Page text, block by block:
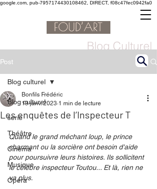
google.com, pub-7957174430108462, DIRECT, f08c47fec0942fa0
Blog Culturel
Post
Blog culturel
serie
Théâtre
Cinéma
Musique
Opéra
Blog culturel
Les enquêtes de l’Inspecteur T
Bonfils Frédéric
19 janv. 2023 1 min de lecture
Quand le grand méchant loup, le prince
charmant ou la sorcière ont besoin d'aide
pour poursuivre leurs histoires. Ils sollicitent
le célèbre inspecteur Toutou... Et là, rien ne
va plus.